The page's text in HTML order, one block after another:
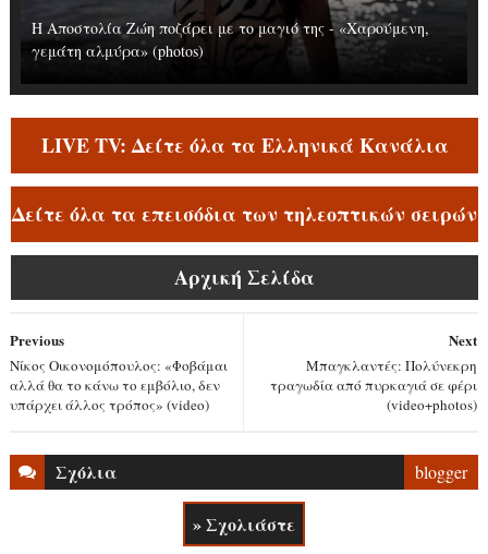
Η Αποστολία Ζώη ποζάρει με το μαγιό της - «Χαρούμενη,
γεμάτη αλμύρα» (photos)
LIVE TV: Δείτε όλα τα Ελληνικά Κανάλια
Δείτε όλα τα επεισόδια των τηλεοπτικών σειρών
Αρχική Σελίδα
Next
Μπαγκλαντές: Πολύνεκρη
τραγωδία από πυρκαγιά σε φέρι
(video+photos)
Previous
Νίκος Οικονομόπουλος: «Φοβάμαι
αλλά θα το κάνω το εμβόλιο, δεν
υπάρχει άλλος τρόπος» (video)
Σχόλια blogger
» Σχολιάστε